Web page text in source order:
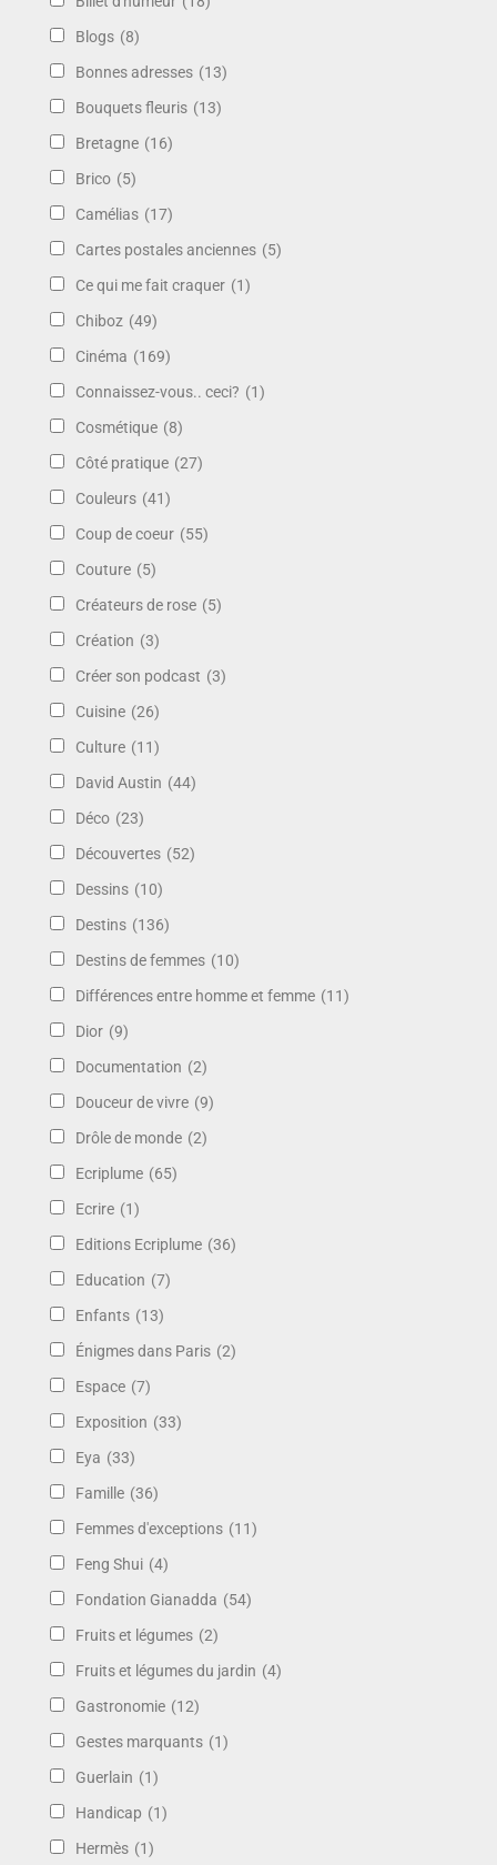
Blogs (8)
Bonnes adresses (13)
Bouquets fleuris (13)
Bretagne (16)
Brico (5)
Camélias (17)
Cartes postales anciennes (5)
Ce qui me fait craquer (1)
Chiboz (49)
Cinéma (169)
Connaissez-vous.. ceci? (1)
Cosmétique (8)
Côté pratique (27)
Couleurs (41)
Coup de coeur (55)
Couture (5)
Créateurs de rose (5)
Création (3)
Créer son podcast (3)
Cuisine (26)
Culture (11)
David Austin (44)
Déco (23)
Découvertes (52)
Dessins (10)
Destins (136)
Destins de femmes (10)
Différences entre homme et femme (11)
Dior (9)
Documentation (2)
Douceur de vivre (9)
Drôle de monde (2)
Ecriplume (65)
Ecrire (1)
Editions Ecriplume (36)
Education (7)
Enfants (13)
Énigmes dans Paris (2)
Espace (7)
Exposition (33)
Eya (33)
Famille (36)
Femmes d'exceptions (11)
Feng Shui (4)
Fondation Gianadda (54)
Fruits et légumes (2)
Fruits et légumes du jardin (4)
Gastronomie (12)
Gestes marquants (1)
Guerlain (1)
Handicap (1)
Hermès (1)